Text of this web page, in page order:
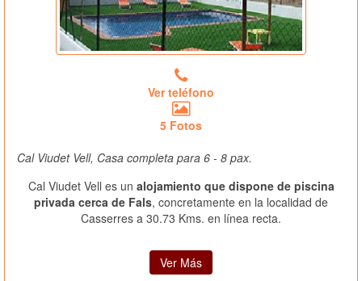
Ver teléfono
5 Fotos
Cal Viudet Vell, Casa completa para 6 - 8 pax.
Cal Viudet Vell es un alojamiento que dispone de piscina
privada cerca de Fals, concretamente en la localidad de
Casserres a 30.73 Kms. en línea recta.
Ver Más